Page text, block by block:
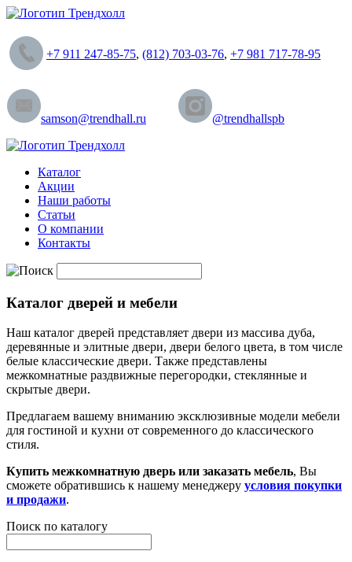
+7 911 247-85-75, (812) 703-03-76, +7 981 717-78-95
samson@trendhall.ru @trendhallspb
Каталог
Акции
Наши работы
Статьи
О компании
Контакты
Каталог дверей и мебели
Наш каталог дверей представляет двери из массива дуба,
деревянные и элитные двери, двери белого цвета, в том числе
белые классические двери. Также представлены
межкомнатные раздвижные перегородки, стеклянные и
скрытые двери.
Предлагаем вашему вниманию эксклюзивные модели мебели
для гостиной и кухни от современного до классического
стиля.
Купить межкомнатную дверь или заказать мебель, Вы
сможете обратившись к нашему менеджеру условия покупки
и продажи.
Поиск по каталогу